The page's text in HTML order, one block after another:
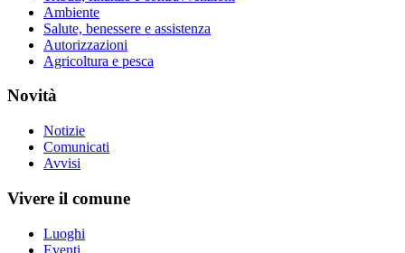
Ambiente
Salute, benessere e assistenza
Autorizzazioni
Agricoltura e pesca
Novità
Notizie
Comunicati
Avvisi
Vivere il comune
Luoghi
Eventi